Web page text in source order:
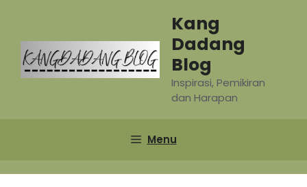
content
Kang
Dadang
Blog
Inspirasi, Pemikiran
dan Harapan
Menu